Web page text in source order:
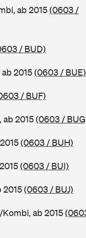
ab 2015(0603 /
/ BUD)
2015(0603 / BUE)
/ BUF)
ab 2015(0603 /
(0603 / BUH)
(0603 / BUI)
2015(0603 / BUJ)
Kombi, ab 2015